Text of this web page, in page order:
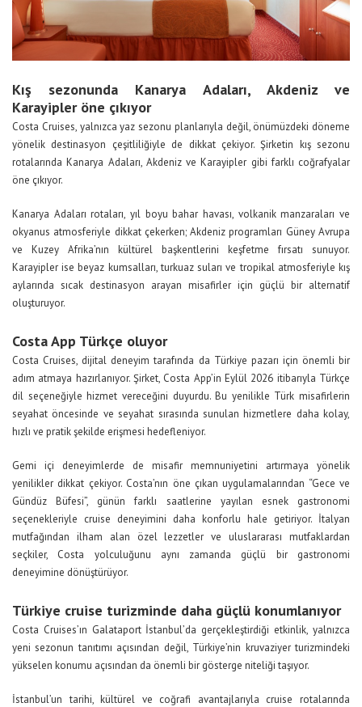
Kış sezonunda Kanarya Adaları, Akdeniz ve
Karayipler öne çıkıyor
Costa Cruises, yalnızca yaz sezonu planlarıyla değil, önümüzdeki döneme
yönelik destinasyon çeşitliliğiyle de dikkat çekiyor. Şirketin kış sezonu
rotalarında Kanarya Adaları, Akdeniz ve Karayipler gibi farklı coğrafyalar
öne çıkıyor.
Kanarya Adaları rotaları, yıl boyu bahar havası, volkanik manzaraları ve
okyanus atmosferiyle dikkat çekerken; Akdeniz programları Güney Avrupa
ve Kuzey Afrika’nın kültürel başkentlerini keşfetme fırsatı sunuyor.
Karayipler ise beyaz kumsalları, turkuaz suları ve tropikal atmosferiyle kış
aylarında sıcak destinasyon arayan misafirler için güçlü bir alternatif
oluşturuyor.
Costa App Türkçe oluyor
Costa Cruises, dijital deneyim tarafında da Türkiye pazarı için önemli bir
adım atmaya hazırlanıyor. Şirket, Costa App’in Eylül 2026 itibarıyla Türkçe
dil seçeneğiyle hizmet vereceğini duyurdu. Bu yenilikle Türk misafirlerin
seyahat öncesinde ve seyahat sırasında sunulan hizmetlere daha kolay,
hızlı ve pratik şekilde erişmesi hedefleniyor.
Gemi içi deneyimlerde de misafir memnuniyetini artırmaya yönelik
yenilikler dikkat çekiyor. Costa’nın öne çıkan uygulamalarından “Gece ve
Gündüz Büfesi”, günün farklı saatlerine yayılan esnek gastronomi
seçenekleriyle cruise deneyimini daha konforlu hale getiriyor. İtalyan
mutfağından ilham alan özel lezzetler ve uluslararası mutfaklardan
seçkiler, Costa yolculuğunu aynı zamanda güçlü bir gastronomi
deneyimine dönüştürüyor.
Türkiye cruise turizminde daha güçlü konumlanıyor
Costa Cruises’ın Galataport İstanbul’da gerçekleştirdiği etkinlik, yalnızca
yeni sezonun tanıtımı açısından değil, Türkiye’nin kruvaziyer turizmindeki
yükselen konumu açısından da önemli bir gösterge niteliği taşıyor.
İstanbul’un tarihi, kültürel ve coğrafi avantajlarıyla cruise rotalarında